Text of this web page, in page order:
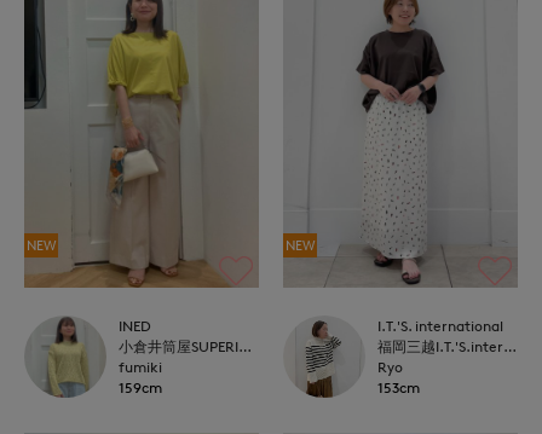
NEW
INED
小倉井筒屋SUPERIOR CLOSET
fumiki
159cm
NEW
I.T.'S. international
福岡三越I.T.'S.international
Ryo
153cm